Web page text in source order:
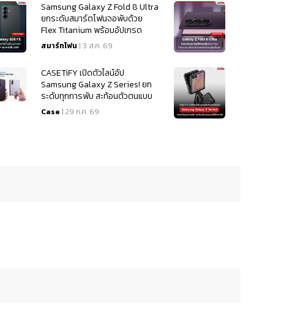
Samsung Galaxy Z Fold 8 Ultra
ยกระดับสมาร์ตโฟนจอพับด้วย
Flex Titanium พร้อมอัปเกรด
สเปคจอสุดเนียนตา
สมาร์ทโฟน | 3 ส.ค. 69
CASETiFY เปิดตัวไลน์อัป
Samsung Galaxy Z Series! ยก
ระดับทุกการพับ สะท้อนตัวตนแบบ
ไร้ขีดจำกัด
Case | 29 ก.ค. 69